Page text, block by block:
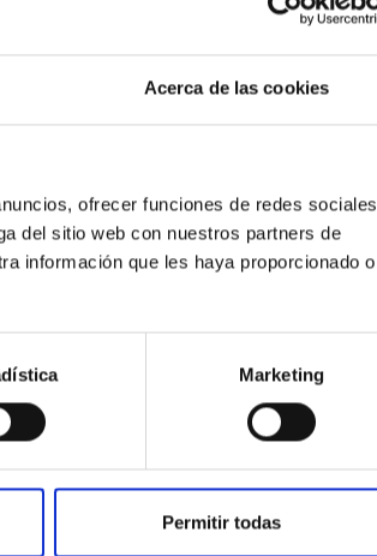
Acerca de las cookies
ofrecer funciones de redes sociales
del sitio web con nuestros partners de
información que les haya proporcionado o
Marketing
Permitir todas